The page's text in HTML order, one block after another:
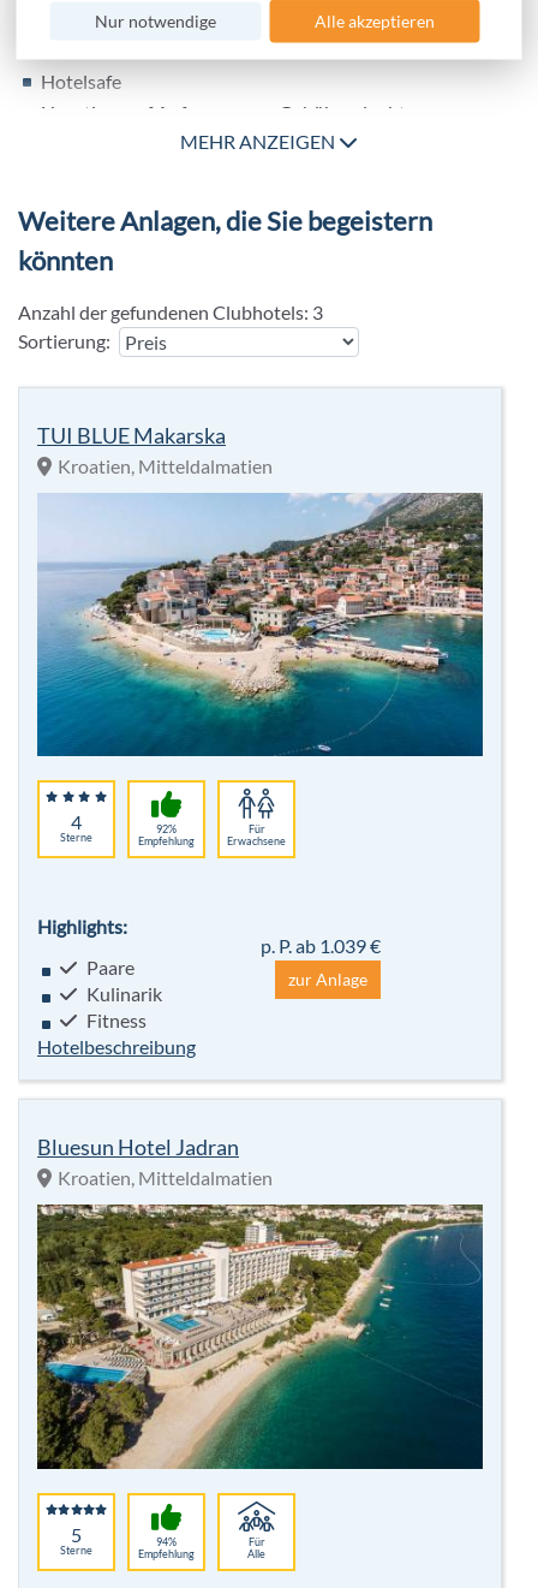
Rezeption: täglich
Hotelsafe
Haustiere auf Anfrage gegen Gebühr erlaubt
Parkmöglichkeiten: Parkplatz nach Verfügbarkeit
MEHR ANZEIGEN
Weitere Anlagen, die Sie begeistern
könnten
Anzahl der gefundenen Clubhotels: 3
Sortierung:
TUI BLUE Makarska
Kroatien, Mitteldalmatien
4
Sterne
92%
Empfehlung
Für
Erwachsene
Highlights:
Paare
Kulinarik
Fitness
Hotelbeschreibung
p. P. ab 1.039 €
zur Anlage
Bluesun Hotel Jadran
Kroatien, Mitteldalmatien
5
Sterne
94%
Empfehlung
Für
Alle
Nur notwendige Alle akzeptieren